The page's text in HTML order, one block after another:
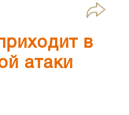
в
атаки